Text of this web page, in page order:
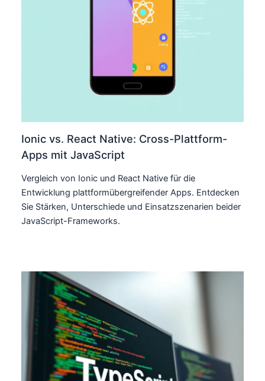
Ionic vs. React Native: Cross-Plattform-
Apps mit JavaScript
Vergleich von Ionic und React Native für die
Entwicklung plattformübergreifender Apps. Entdecken
Sie Stärken, Unterschiede und Einsatzszenarien beider
JavaScript-Frameworks.